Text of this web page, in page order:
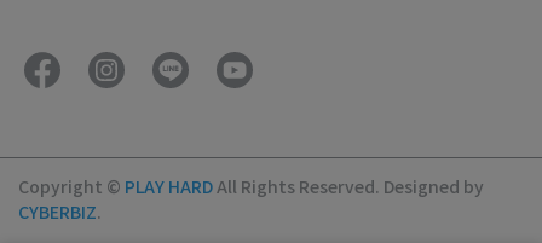
Copyright © PLAY HARDAll Rights Reserved. Designed by
CYBERBIZ.